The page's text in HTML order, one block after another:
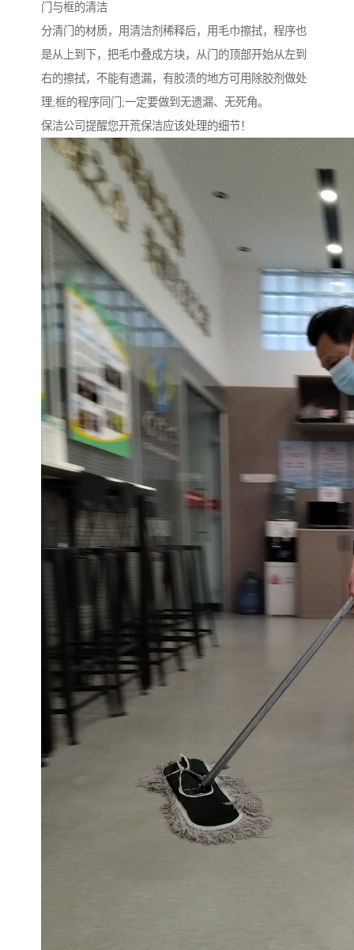
门与框的清洁
分清门的材质，用清洁剂稀释后，用毛巾擦拭，程序也
是从上到下，把毛巾叠成方块，从门的顶部开始从左到
右的擦拭，不能有遗漏，有胶渍的地方可用除胶剂做处
理;框的程序同门;一定要做到无遗漏、无死角。
保洁公司提醒您开荒保洁应该处理的细节！